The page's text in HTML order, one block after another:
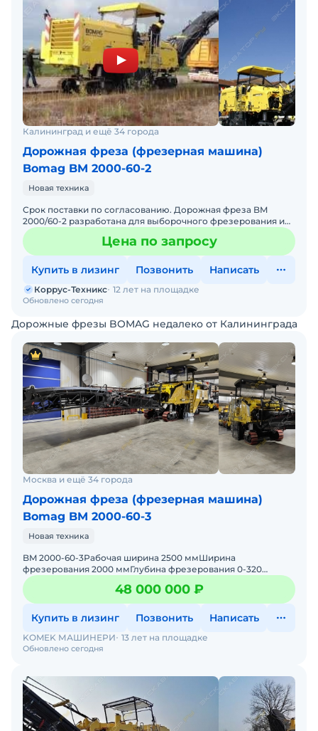
Калининград и ещё 34 города
Дорожная фреза (фрезерная машина)
Bomag BM 2000-60-2
Новая техника
Срок поставки по согласованию. Дорожная фреза BM
2000/60-2 разработана для выборочного фрезерования и
послойного снятия износившегося или поврежденного
дорожног
Цена по запросу
Купить в лизинг Позвонить Написать
Обновлено сегодня
Коррус-Техникс 12 лет на площадке
Дорожные фрезы BOMAG недалеко от Калининграда
Москва и ещё 34 города
Дорожная фреза (фрезерная машина)
Bomag BM 2000-60-3
Новая техника
BM 2000-60-3Рабочая ширина 2500 ммШирина
фрезерования 2000 ммГлубина фрезерования 0-320
ммРасстояние между фрезерной линией 15 ммКоличество
фрезерных резцов 16848 000 000 ₽
Купить в лизинг Позвонить Написать
Обновлено сегодня
KOMEK МАШИНЕРИ 13 лет на площадке